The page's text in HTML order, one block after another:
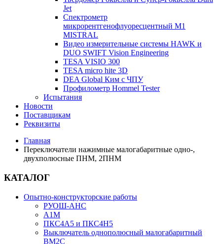
Jet
Спектрометр
микрорентгенофлуоресцентный М1
MISTRAL
Видео измерительные системы HAWK и
DUO SWIFT Vision Engineering
TESA VISIO 300
TESA micro hite 3D
DEA Global Ким с ЧПУ
Профилометр Hommel Tester
Испытания
Новости
Поставщикам
Реквизиты
Главная
Переключатели нажимные малогабаритные одно-,
двухполюсные ПНМ, 2ПНМ
КАТАЛОГ
Опытно-конструкторские работы
РУОШ-АНС
А1М
ПКС4А5 и ПКС4Н5
Выключатель однополюсный малогабаритный
ВМ2С